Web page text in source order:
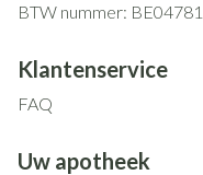
BTW nummer:
Klantenservice
FAQ
Uw apotheek